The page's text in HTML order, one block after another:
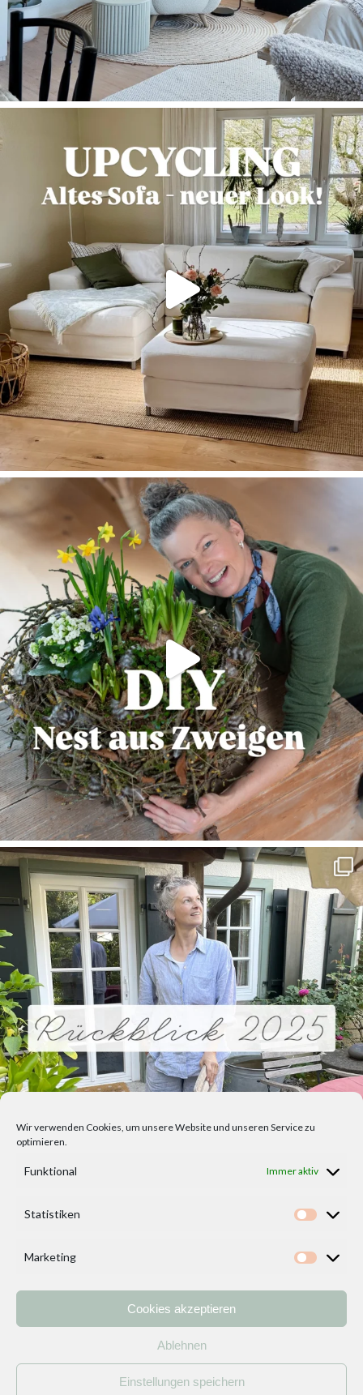
Wir verwenden Cookies, um unsere Website und unseren Service zu
optimieren.
Funktional Immer aktiv
Statistiken
Marketing
Cookies akzeptieren
Ablehnen
Einstellungen speichern
Kontakt
Impressum/ Datenschutzerklärung